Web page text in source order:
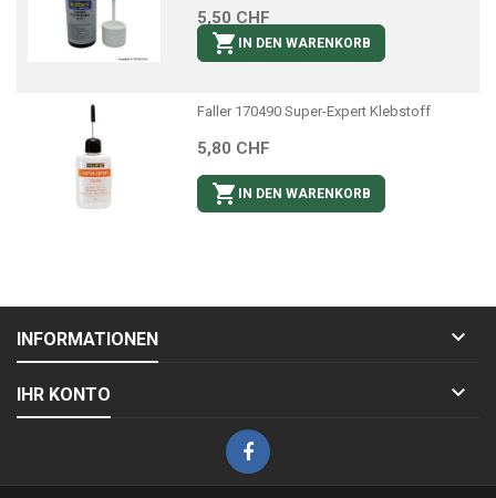
5,50 CHF
 IN DEN WARENKORB
Faller 170490 Super-Expert Klebstoff
5,80 CHF
 IN DEN WARENKORB
INFORMATIONEN 
IHR KONTO 